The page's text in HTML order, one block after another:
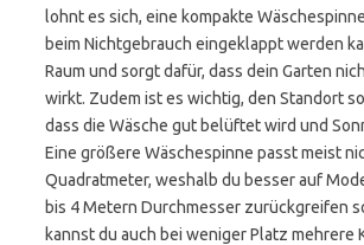
lohnt es sich, eine kompakte
beim Nichtgebrauch eingeklappt werden
Raum und sorgt dafür, dass dein Garten
wirkt. Zudem ist es wichtig, den Standort
dass die Wäsche gut belüftet wird und
Eine größere Wäschespinne passt meist
Quadratmeter, weshalb du besser auf
bis 4 Metern Durchmesser zurückgreifen
kannst du auch bei weniger Platz mehrere